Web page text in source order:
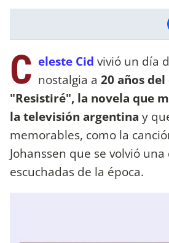
C eleste Cid vivió un día
nostalgia a 20 años
"Resistiré", la novela que
la televisión argentina y
memorables, como la
Johanssen que se volvió
escuchadas de la época.